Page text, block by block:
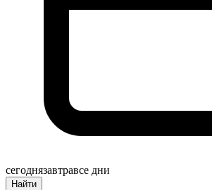
сегоднязавтравсе дни
Найти